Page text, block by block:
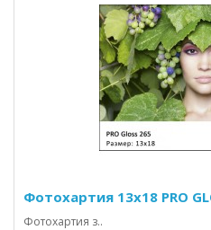
Фотохартия 13x18 PRO
Фотохартия з..